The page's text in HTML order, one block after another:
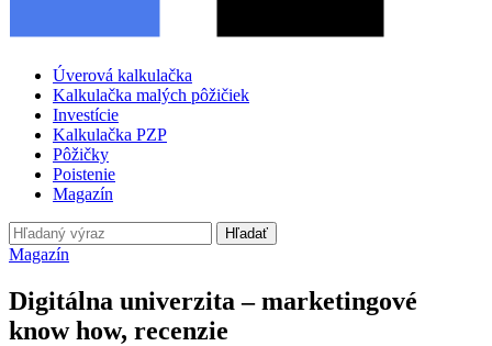
Úverová kalkulačka
Kalkulačka malých pôžičiek
Investície
Kalkulačka PZP
Pôžičky
Poistenie
Magazín
Hľadať
Magazín
Digitálna univerzita – marketingové
know how, recenzie